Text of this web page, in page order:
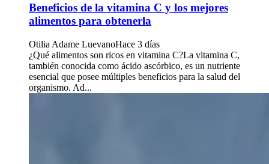
Beneficios de la vitamina C y los mejores
alimentos para obtenerla
Otilia Adame LuevanoHace 3 días
¿Qué alimentos son ricos en vitamina C?La vitamina C,
también conocida como ácido ascórbico, es un nutriente
esencial que posee múltiples beneficios para la salud del
organismo. Ad...